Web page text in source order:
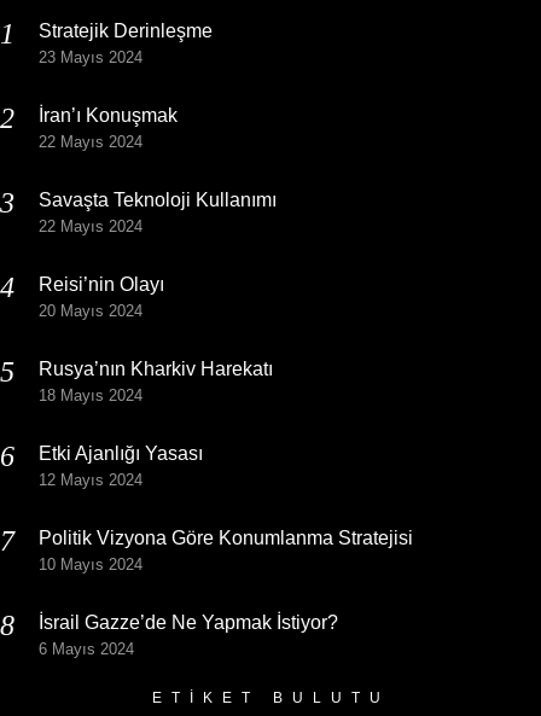
Stratejik Derinleşme
23 Mayıs 2024
İran’ı Konuşmak
22 Mayıs 2024
Savaşta Teknoloji Kullanımı
22 Mayıs 2024
Reisi’nin Olayı
20 Mayıs 2024
Rusya’nın Kharkiv Harekatı
18 Mayıs 2024
Etki Ajanlığı Yasası
12 Mayıs 2024
Politik Vizyona Göre Konumlanma Stratejisi
10 Mayıs 2024
İsrail Gazze’de Ne Yapmak İstiyor?
6 Mayıs 2024
ETIKET BULUTU